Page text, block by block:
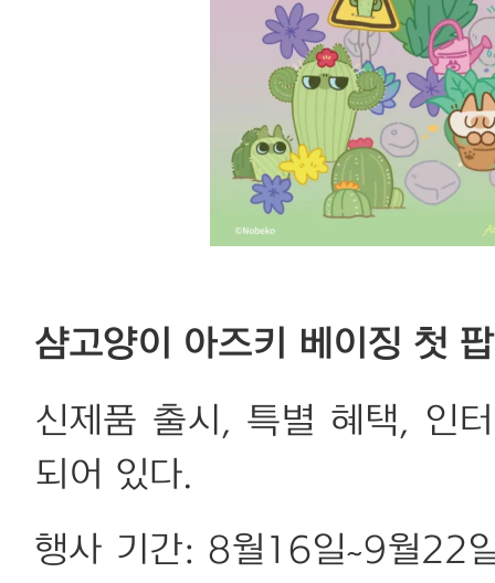
샴고양이 아즈키 베이징 첫
신제품 출시, 특별 혜택, 인
되어 있다.
행사 기간: 8월16일~9월